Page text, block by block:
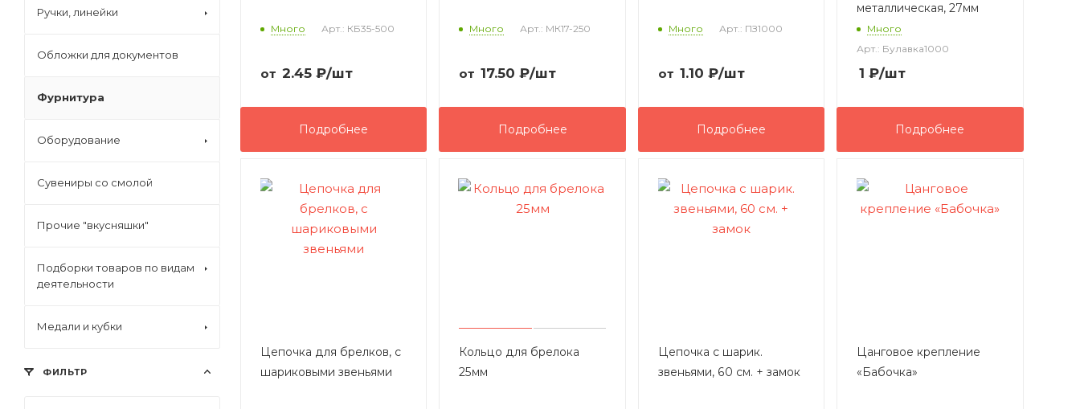
Много Арт.: КБ35-500
от 2.45 ₽/шт
Подробнее
Много Арт.: МК17-250
от 17.50 ₽/шт
Подробнее
Много Арт.: ПЗ1000
от 1.10 ₽/шт
Подробнее
металлическая, 27мм
Много
Арт.: Булавка1000
1 ₽/шт
Подробнее
Цепочка для брелков, с
шариковыми звеньями
Кольцо для брелока
25мм
Цепочка с шарик.
звеньями, 60 см. + замок
Цанговое крепление
«Бабочка»
Ручки, линейки
Обложки для документов
Фурнитура
Оборудование
Сувениры со смолой
Прочие "вкусняшки"
Подборки товаров по видам
деятельности
Медали и кубки
ФИЛЬТР